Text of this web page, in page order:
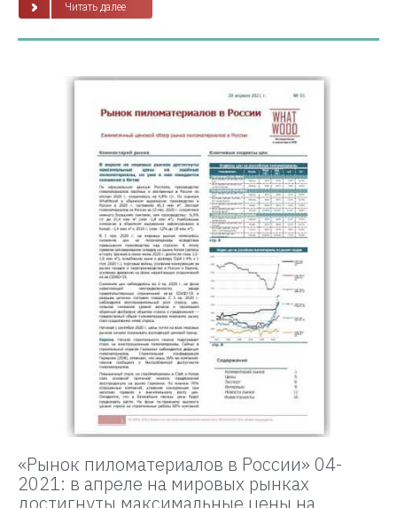
Читать далее
«Рынок пиломатериалов в России» 04-
2021: в апреле на мировых рынках